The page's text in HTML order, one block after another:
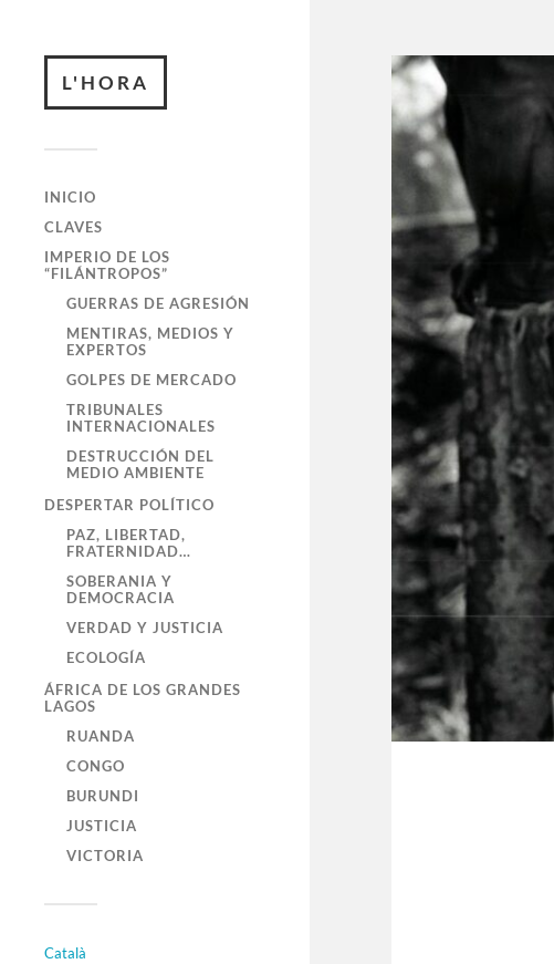
L'HORA
INICIO
CLAVES
IMPERIO DE LOS
“FILÁNTROPOS”
GUERRAS DE AGRESIÓN
MENTIRAS, MEDIOS Y
EXPERTOS
GOLPES DE MERCADO
TRIBUNALES
INTERNACIONALES
DESTRUCCIÓN DEL
MEDIO AMBIENTE
DESPERTAR POLÍTICO
PAZ, LIBERTAD,
FRATERNIDAD…
SOBERANIA Y
DEMOCRACIA
VERDAD Y JUSTICIA
ECOLOGÍA
ÁFRICA DE LOS GRANDES
LAGOS
RUANDA
CONGO
BURUNDI
JUSTICIA
VICTORIA
Català